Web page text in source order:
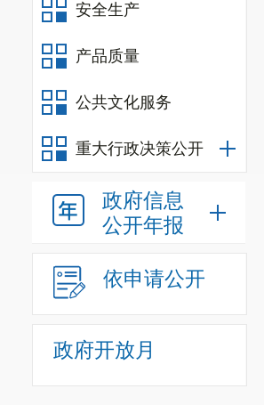
安全生产
产品质量
公共文化服务
重大行政决策公开
政府信息
公开年报
依申请公开
政府开放月